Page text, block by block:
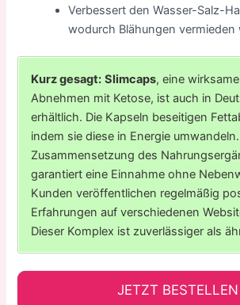
Verbessert den Wasser-Salz-
wodurch Blähungen vermieden
Kurz gesagt: Slimcaps, eine
Abnehmen mit Ketose, ist auch in
erhältlich. Die Kapseln beseitigen
indem sie diese in Energie
Zusammensetzung des
garantiert eine Einnahme ohne
Kunden veröffentlichen regelmäßig
Erfahrungen auf verschiedenen
Dieser Komplex ist zuverlässiger als
JETZT BESTELLEN